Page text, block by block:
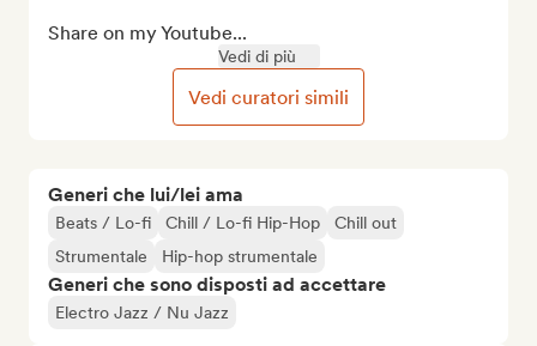
Generi che lui/lei ama
Beats / Lo-fi Chill / Lo-fi Hip-Hop
Chill out
Strumentale
Hip-hop strumentale
Generi che sono disposti ad accettare
Electro Jazz / Nu Jazz
Share on my Youtube...
Vedi di più
Vedi curatori simili